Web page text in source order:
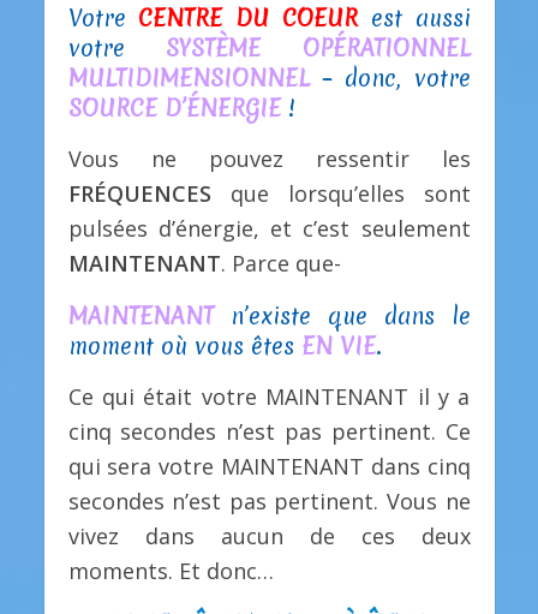
Votre CENTRE DU COEURest aussi
votre SYSTÈME OPÉRATIONNEL
MULTIDIMENSIONNEL– donc, votre
SOURCE D’ÉNERGIE!
Vous ne pouvez ressentir les
FRÉQUENCES que lorsqu’elles sont
pulsées d’énergie, et c’est seulement
MAINTENANT. Parce que-
MAINTENANT
n’existe que dans le
moment où vous êtes EN VIE.
Ce qui était votre MAINTENANT il y a
cinq secondes n’est pas pertinent. Ce
qui sera votre MAINTENANT dans cinq
secondes n’est pas pertinent. Vous ne
vivez dans aucun de ces deux
moments. Et donc…